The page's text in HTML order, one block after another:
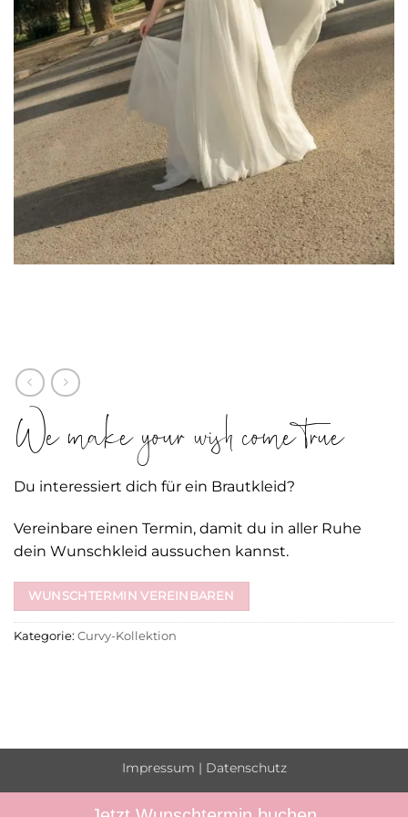
We make your wish come true
Du interessiert dich für ein Brautkleid?
Vereinbare einen Termin, damit du in aller Ruhe
dein Wunschkleid aussuchen kannst.
WUNSCHTERMIN VEREINBAREN
Kategorie: Curvy-Kollektion
Impressum | Datenschutz